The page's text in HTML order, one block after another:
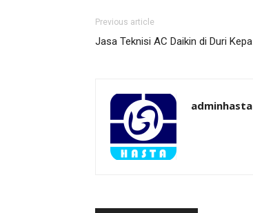
Previous article
Jasa Teknisi AC Daikin di Duri Kepa
adminhasta